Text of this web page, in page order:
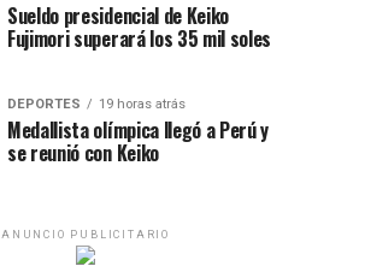
Sueldo presidencial de Keiko
Fujimori superará los 35 mil soles
DEPORTES 19 horas atrás
Medallista olímpica llegó a Perú y
se reunió con Keiko
ANUNCIO PUBLICITARIO